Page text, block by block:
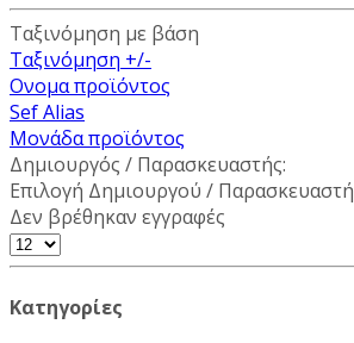
Ταξινόμηση με βάση
Ταξινόμηση +/-
Ονομα προϊόντος
Sef Alias
Μονάδα προϊόντος
Δημιουργός / Παρασκευαστής:
Επιλογή Δημιουργού / Παρασκευαστή
Δεν βρέθηκαν εγγραφές
Κατηγορίες